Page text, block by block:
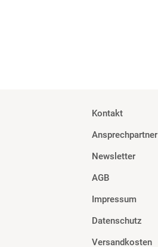
Kontakt
Ansprechpartner
Newsletter
AGB
Impressum
Datenschutz
Versandkosten